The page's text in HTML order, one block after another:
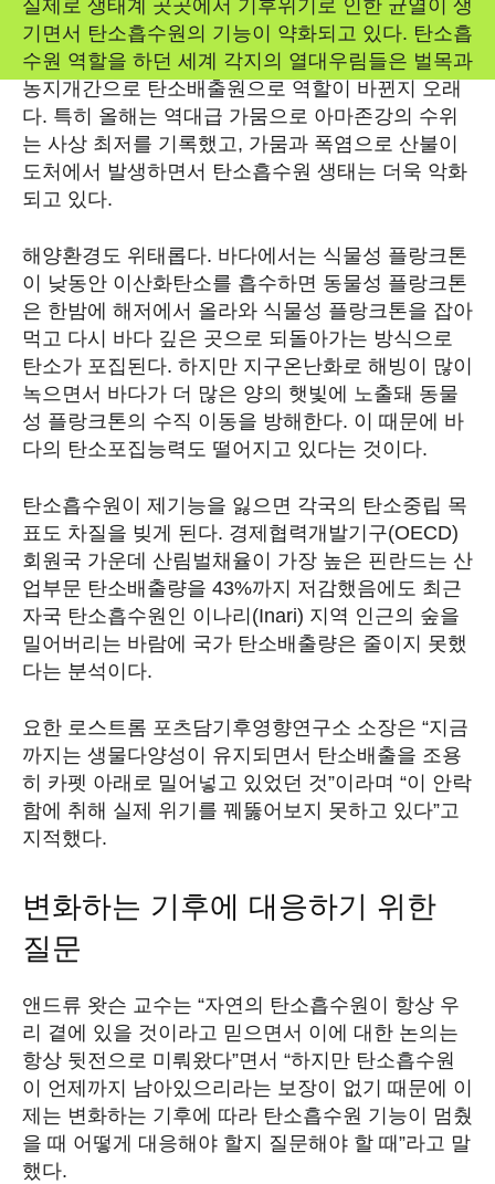
실제로 생태계 곳곳에서 기후위기로 인한 균열이 생
기면서 탄소흡수원의 기능이 약화되고 있다. 탄소흡
수원 역할을 하던 세계 각지의 열대우림들은 벌목과
농지개간으로 탄소배출원으로 역할이 바뀐지 오래
다. 특히 올해는 역대급 가뭄으로 아마존강의 수위
는 사상 최저를 기록했고, 가뭄과 폭염으로 산불이
도처에서 발생하면서 탄소흡수원 생태는 더욱 악화
되고 있다.
해양환경도 위태롭다. 바다에서는 식물성 플랑크톤
이 낮동안 이산화탄소를 흡수하면 동물성 플랑크톤
은 한밤에 해저에서 올라와 식물성 플랑크톤을 잡아
먹고 다시 바다 깊은 곳으로 되돌아가는 방식으로
탄소가 포집된다. 하지만 지구온난화로 해빙이 많이
녹으면서 바다가 더 많은 양의 햇빛에 노출돼 동물
성 플랑크톤의 수직 이동을 방해한다. 이 때문에 바
다의 탄소포집능력도 떨어지고 있다는 것이다.
탄소흡수원이 제기능을 잃으면 각국의 탄소중립 목
표도 차질을 빚게 된다. 경제협력개발기구(OECD)
회원국 가운데 산림벌채율이 가장 높은 핀란드는 산
업부문 탄소배출량을 43%까지 저감했음에도 최근
자국 탄소흡수원인 이나리(Inari) 지역 인근의 숲을
밀어버리는 바람에 국가 탄소배출량은 줄이지 못했
다는 분석이다.
요한 로스트롬 포츠담기후영향연구소 소장은 “지금
까지는 생물다양성이 유지되면서 탄소배출을 조용
히 카펫 아래로 밀어넣고 있었던 것”이라며 “이 안락
함에 취해 실제 위기를 꿰뚫어보지 못하고 있다”고
지적했다.
변화하는 기후에 대응하기 위한
질문
앤드류 왓슨 교수는 “자연의 탄소흡수원이 항상 우
리 곁에 있을 것이라고 믿으면서 이에 대한 논의는
항상 뒷전으로 미뤄왔다”면서 “하지만 탄소흡수원
이 언제까지 남아있으리라는 보장이 없기 때문에 이
제는 변화하는 기후에 따라 탄소흡수원 기능이 멈췄
을 때 어떻게 대응해야 할지 질문해야 할 때”라고 말
했다.